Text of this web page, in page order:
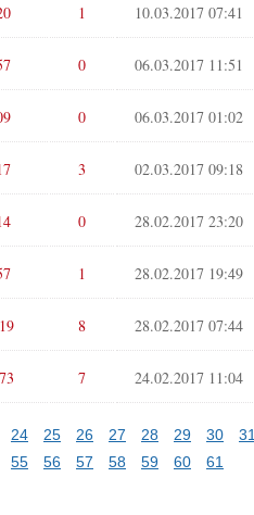
1 10.03.2017 07:41
0 06.03.2017 11:51
0 06.03.2017 01:02
3 02.03.2017 09:18
0 28.02.2017 23:20
1 28.02.2017 19:49
8 28.02.2017 07:44
7 24.02.2017 11:04
24 25 26 27 28 29 30
31
55 56 57 58 59 60 61